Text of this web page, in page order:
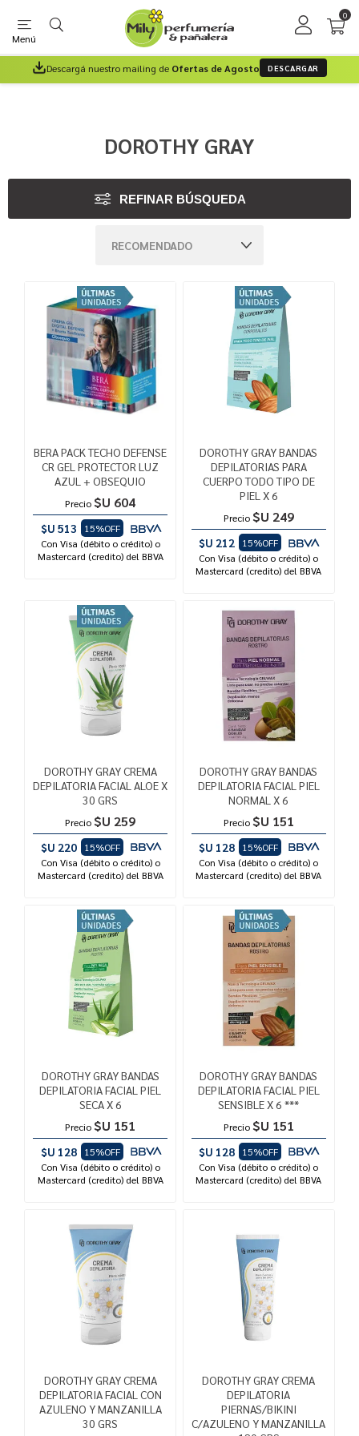
Menú
0
Descargá nuestro mailing de Ofertas de Agosto DESCARGAR
DOROTHY GRAY
REFINAR BÚSQUEDA
BERA PACK TECHO DEFENSE
CR GEL PROTECTOR LUZ
AZUL + OBSEQUIO
Precio $U 604
$U 513
15%OFF
Con Visa (débito o crédito) o
Mastercard (credito) del BBVA
DOROTHY GRAY BANDAS
DEPILATORIAS PARA
CUERPO TODO TIPO DE
PIEL X 6
Precio $U 249
$U 212
15%OFF
Con Visa (débito o crédito) o
Mastercard (credito) del BBVA
DOROTHY GRAY CREMA
DEPILATORIA FACIAL ALOE X
30 GRS
Precio $U 259
$U 220
15%OFF
Con Visa (débito o crédito) o
Mastercard (credito) del BBVA
DOROTHY GRAY BANDAS
DEPILATORIA FACIAL PIEL
NORMAL X 6
Precio $U 151
$U 128
15%OFF
Con Visa (débito o crédito) o
Mastercard (credito) del BBVA
DOROTHY GRAY BANDAS
DEPILATORIA FACIAL PIEL
SECA X 6
Precio $U 151
$U 128
15%OFF
Con Visa (débito o crédito) o
Mastercard (credito) del BBVA
DOROTHY GRAY BANDAS
DEPILATORIA FACIAL PIEL
SENSIBLE X 6 ***
Precio $U 151
$U 128
15%OFF
Con Visa (débito o crédito) o
Mastercard (credito) del BBVA
DOROTHY GRAY CREMA
DEPILATORIA FACIAL CON
AZULENO Y MANZANILLA
30 GRS
DOROTHY GRAY CREMA
DEPILATORIA
PIERNAS/BIKINI
C/AZULENO Y MANZANILLA